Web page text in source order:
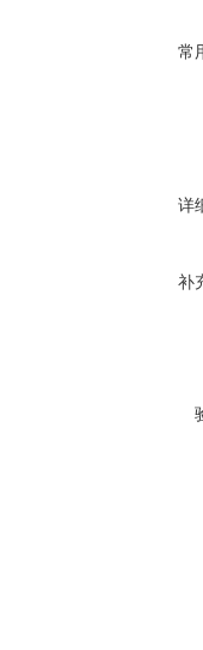
常
详
补